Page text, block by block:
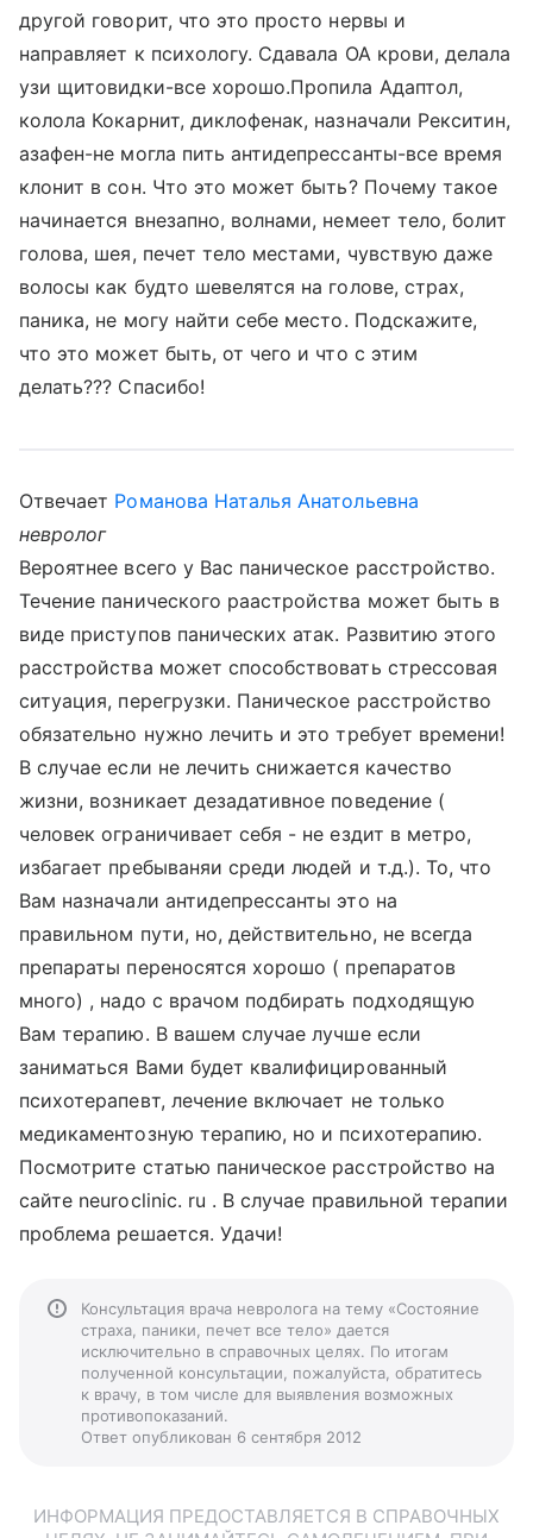
другой говорит, что это просто нервы и
направляет к психологу. Сдавала ОА крови, делала
узи щитовидки-все хорошо.Пропила Адаптол,
колола Кокарнит, диклофенак, назначали Рекситин,
азафен-не могла пить антидепрессанты-все время
клонит в сон. Что это может быть? Почему такое
начинается внезапно, волнами, немеет тело, болит
голова, шея, печет тело местами, чувствую даже
волосы как будто шевелятся на голове, страх,
паника, не могу найти себе место. Подскажите,
что это может быть, от чего и что с этим
делать??? Спасибо!
Отвечает Романова Наталья Анатольевна
невролог
Вероятнее всего у Вас паническое расстройство.
Течение панического раастройства может быть в
виде приступов панических атак. Развитию этого
расстройства может способствовать стрессовая
ситуация, перегрузки. Паническое расстройство
обязательно нужно лечить и это требует времени!
В случае если не лечить снижается качество
жизни, возникает дезадативное поведение (
человек ограничивает себя - не ездит в метро,
избагает пребываняи среди людей и т.д.). То, что
Вам назначали антидепрессанты это на
правильном пути, но, действительно, не всегда
препараты переносятся хорошо ( препаратов
много) , надо с врачом подбирать подходящую
Вам терапию. В вашем случае лучше если
заниматься Вами будет квалифицированный
психотерапевт, лечение включает не только
медикаментозную терапию, но и психотерапию.
Посмотрите статью паническое расстройство на
сайте neuroclinic. ru . В случае правильной терапии
проблема решается. Удачи!
Консультация врача невролога на тему «Состояние
страха, паники, печет все тело» дается
исключительно в справочных целях. По итогам
полученной консультации, пожалуйста, обратитесь
к врачу, в том числе для выявления возможных
противопоказаний.
Ответ опубликован 6 сентября 2012
ИНФОРМАЦИЯ ПРЕДОСТАВЛЯЕТСЯ В СПРАВОЧНЫХ